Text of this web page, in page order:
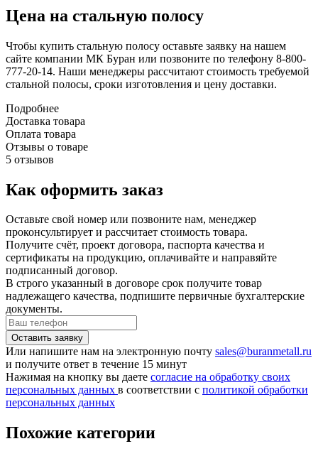
Цена на стальную полосу
Чтобы купить стальную полосу оставьте заявку на нашем
сайте компании МК Буран или позвоните по телефону 8-800-
777-20-14. Наши менеджеры рассчитают стоимость требуемой
стальной полосы, сроки изготовления и цену доставки.
Подробнее
Доставка товара
Оплата товара
Отзывы о товаре
5 отзывов
Как оформить заказ
Оставьте свой номер или позвоните нам, менеджер
проконсультирует и рассчитает стоимость товара.
Получите счёт, проект договора, паспорта качества и
сертификаты на продукцию, оплачивайте и направяйте
подписанный договор.
В строго указанный в договоре срок получите товар
надлежащего качества, подпишите первичные бухгалтерские
документы.
Или напишите нам на электронную почту sales@buranmetall.ru
и получите ответ в течение 15 минут
Нажимая на кнопку вы даете согласие на обработку своих
персональных данных в соответствии с политикой обработки
персональных данных
Похожие категории